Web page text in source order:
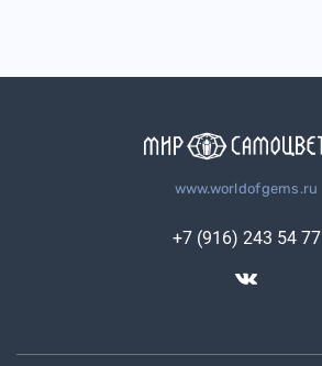
www.worldofgems.ru
+7 (916) 243 54 77